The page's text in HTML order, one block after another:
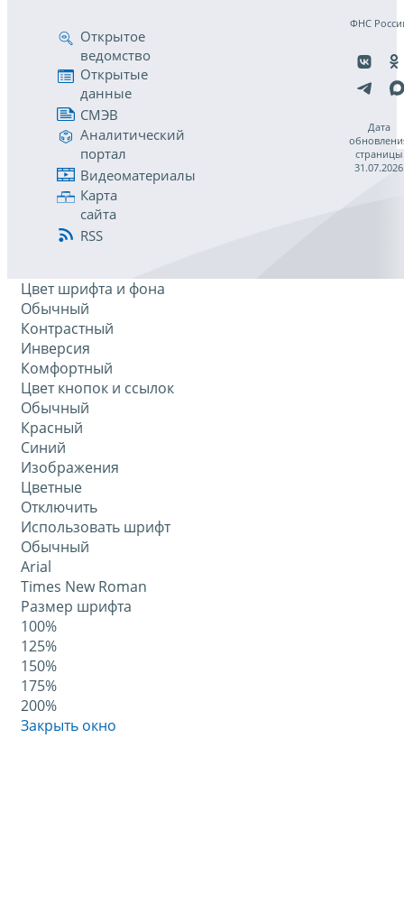
Открытое
ведомство
Открытые
данные
СМЭВ
Аналитический
портал
Видеоматериалы
Карта
сайта
RSS
ФНС
Дата
страницы
31.07.2026
Цвет шрифта и фона
Обычный
Контрастный
Инверсия
Комфортный
Цвет кнопок и ссылок
Обычный
Красный
Синий
Изображения
Цветные
Отключить
Использовать шрифт
Обычный
Arial
Times New Roman
Размер шрифта
100%
125%
150%
175%
200%
Закрыть окно